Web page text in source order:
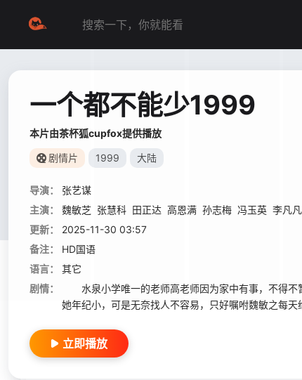
一个都不能少1999
本片由茶杯狐cupfox提供播放
剧情片 1999 大陆
导演：
张艺谋
主演：
魏敏芝 张慧科 田正达 高恩满 孙志梅 冯玉英 李凡凡
更新：
2025-11-30 03:57
备注：
HD国语
语言：
其它
剧情：
水泉小学唯一的老师高老师因为家中有事，不得不
她年纪小，可是无奈找人不容易，只好嘱咐魏敏之每
立即播放